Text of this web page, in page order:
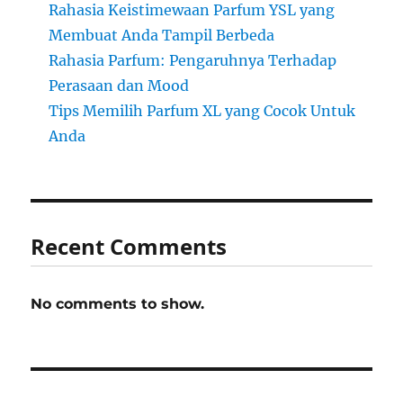
Rahasia Keistimewaan Parfum YSL yang
Membuat Anda Tampil Berbeda
Rahasia Parfum: Pengaruhnya Terhadap
Perasaan dan Mood
Tips Memilih Parfum XL yang Cocok Untuk
Anda
Recent Comments
No comments to show.